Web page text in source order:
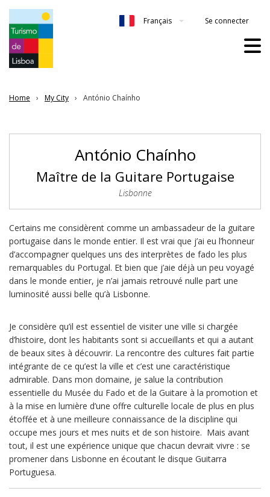
Français Se connecter
Home My City António Chaínho
António Chaínho
Maître de la Guitare Portugaise
Lisbonne
Certains me considèrent comme un ambassadeur de la guitare
portugaise dans le monde entier. Il est vrai que j’ai eu l’honneur
d’accompagner quelques uns des interprètes de fado les plus
remarquables du Portugal. Et bien que j’aie déjà un peu voyagé
dans le monde entier, je n’ai jamais retrouvé nulle part une
luminosité aussi belle qu’à Lisbonne.
Je considère qu’il est essentiel de visiter une ville si chargée
d’histoire, dont les habitants sont si accueillants et qui a autant
de beaux sites à découvrir. La rencontre des cultures fait partie
intégrante de ce qu’est la ville et c’est une caractéristique
admirable. Dans mon domaine, je salue la contribution
essentielle du Musée du Fado et de la Guitare à la promotion et
à la mise en lumière d’une offre culturelle locale de plus en plus
étoffée et à une meilleure connaissance de la discipline qui
occupe mes jours et mes nuits et de son histoire. Mais avant
tout, il est une expérience unique que chacun devrait vivre : se
promener dans Lisbonne en écoutant le disque Guitarra
Portuguesa.